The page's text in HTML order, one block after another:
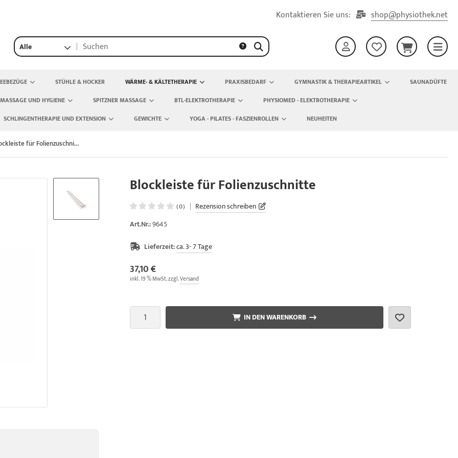
Kontaktieren Sie uns: shop@physiothek.net
Alle
STÜHLE & HOCKER WÄRME- & KÄLTETHERAPIE PRAXISBEDARF GYMNASTIK & THERAPIEARTIKEL
SAUNADÜFTE
UND HYGIENE SPITZNER MASSAGE BTL-ELEKTROTHERAPIE
PHYSIOMED - ELEKTROTHERAPIE
SCHLINGENTHERAPIE UND EXTENSION GEWICHTE YOGA - PILATES - FASZIENROLLEN NEUHEITEN
Blockleiste für Folienzuschnitte
Blockleiste für Folienzuschnitte
(0) | Rezension schreiben
Art.Nr.:9645
Lieferzeit:ca. 3- 7 Tage
37,10 €
inkl. 19 % MwSt. zzgl.Versand
IN DEN WARENKORB